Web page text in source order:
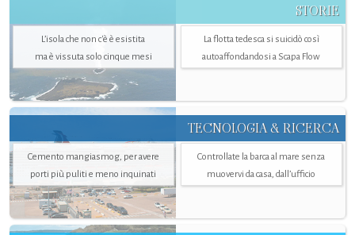
STORIE
L’isola che non c'è è esistita
ma è vissuta solo cinque mesi
La flotta tedesca si suicidò così
autoaffondandosi a Scapa Flow
TECNOLOGIA & RICERCA
Cemento mangiasmog, per avere
porti più puliti e meno inquinati
Controllate la barca al mare senza
muovervi da casa, dall’ufficio